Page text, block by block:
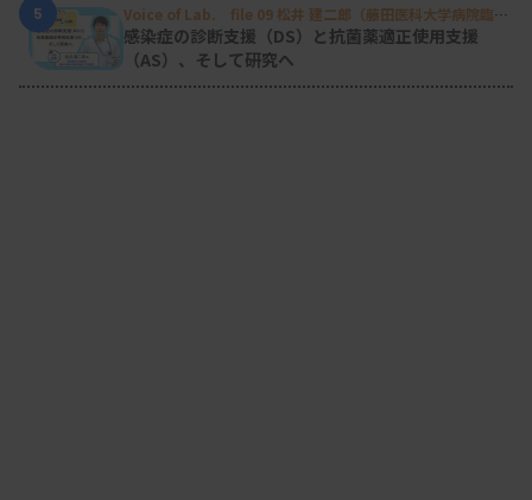
5
Voice of Lab. file 09 松井 建二郎（藤田医科大学病院臨床
検査部微生物遺伝子検査室）
感染症の診断支援（DS）と抗菌薬適正使用支援
（AS）、そして研究へ